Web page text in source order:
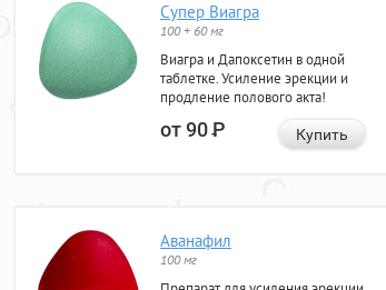
Супер Виагра
100 + 60 мг
Виагра и Дапоксетин в одной
таблетке. Усиление эрекции и
продление полового акта!
от 90Р Купить
Аванафил
100 мг